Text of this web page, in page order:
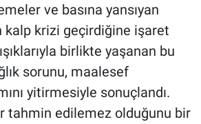
ve basına yansıyan
kalp krizi geçirdiğine işaret
birlikte yaşanan bu
sorunu, maalesef
yitirmesiyle sonuçlandı.
tahmin edilemez olduğunu bir